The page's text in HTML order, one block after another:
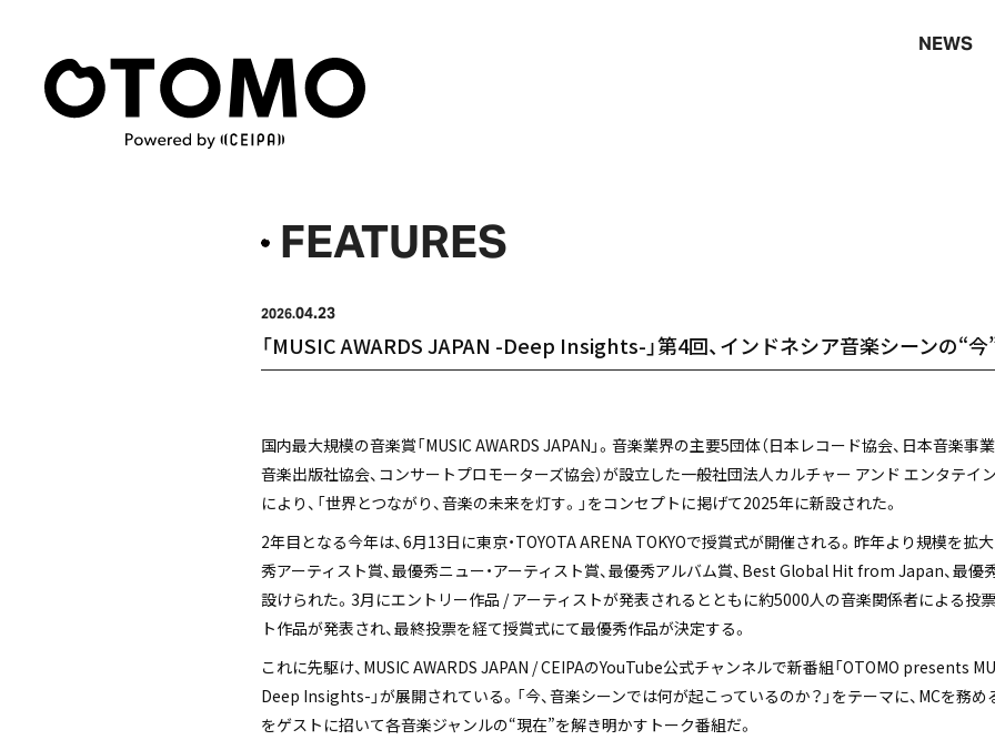
NEWS
FEATURES
2026.04.23
「MUSIC AWARDS JAPAN -Deep Insights-」第4回、インドネシア音楽シーンの“
国内最大規模の音楽賞「MUSIC AWARDS JAPAN」。音楽業界の主要5団体（日本レコード協会、日本音楽事
音楽出版社協会、コンサートプロモーターズ協会）が設立した一般社団法⼈カルチャー アンド エンタテイ
により、「世界とつながり、音楽の未来を灯す。」をコンセプトに掲げて2025年に新設された。
2年目となる今年は、6月13日に東京・TOYOTA ARENA TOKYOで授賞式が開催される。昨年より規模を拡大
秀アーティスト賞、最優秀ニュー・アーティスト賞、最優秀アルバム賞、Best Global Hit from Japan、最優
設けられた。3月にエントリー作品 / アーティストが発表されるとともに約5000人の音楽関係者による投
ト作品が発表され、最終投票を経て授賞式にて最優秀作品が決定する。
これに先駆け、MUSIC AWARDS JAPAN / CEIPAのYouTube公式チャンネルで新番組「OTOMO presents
Deep Insights-」が展開されている。「今、音楽シーンでは何が起こっているのか？」をテーマに、MCを務
をゲストに招いて各音楽ジャンルの“現在”を解き明かすトーク番組だ。